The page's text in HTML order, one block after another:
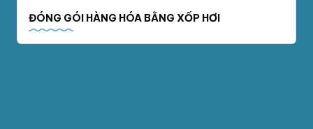
ĐÓNG GÓI HÀNG HÓA BẰNG XỐP HƠI